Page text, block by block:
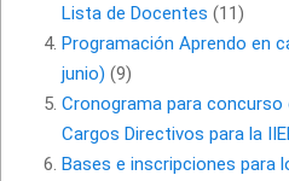
Lista de Docentes (11)
Programación Aprendo en
junio) (9)
Cronograma para
Cargos Directivos para la
Bases e inscripciones para